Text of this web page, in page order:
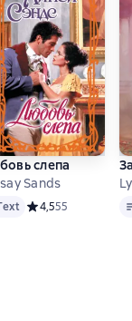
основе 31 оценок
слепа
Sands
Средний рейтинг
4,555